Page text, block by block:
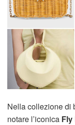
Nella collezione di
notare l’iconica Fly